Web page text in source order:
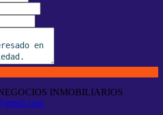
INMOBILIARIOS